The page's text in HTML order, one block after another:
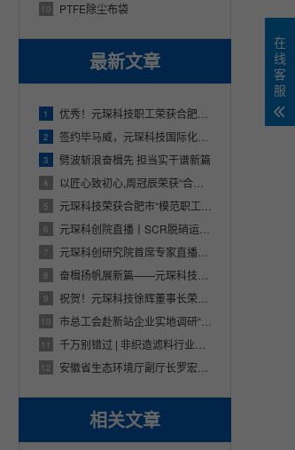
10 PTFE除尘布袋
最新文章
1 优秀！元琛科技职工荣获合肥市五一劳动奖章
2 签约毕马威，元琛科技国际化发展战略稳步推进
3 劈波斩浪奋楫先 担当实干谱新篇
4 以匠心致初心,周冠辰荣获“合肥工匠”称号！
5 元琛科技荣获合肥市“模范职工小家”荣誉称号
6 元琛科创院直播丨SCR脱硝运行异常问题分析及应对方案
7 元琛科创研究院首席专家直播来啦
8 奋楫扬帆展新篇——元琛科技召开2022年工作动员大会
9 祝贺！元琛科技徐辉董事长荣获市经济社会发展贡献奖科技创新先进个人
10 市总工会赴新站企业实地调研“合肥工匠”候选人创新成果！
11 千万别错过 | 非织造滤料行业发展历程、复杂工况除尘布袋选型直播来啦！
12 安徽省生态环境厅副厅长罗宏一行莅临元琛科技调研指导
相关文章
在
线
客
服